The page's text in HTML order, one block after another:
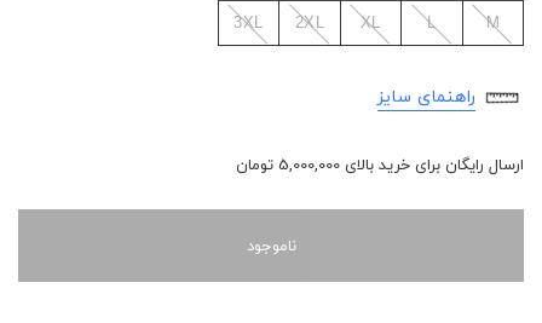
M
L
XL
2XL
3XL
راهنمای سایز
ارسال رایگان برای خرید بالای 5,000,000 تومان
ناموجود